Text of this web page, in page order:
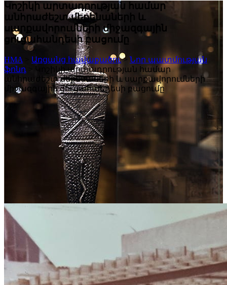
Կոշիկի արտադրության համար
անհրաժեշտ մեքենաների և
սարքավորումների միջազգային
ցուցահանդեսի բացումը
HMA Առցանց հավաքածու> Նոր պատմության
ֆոնդ
Կոշիկի արտադրության համար
անհրաժեշտ մեքենաների և սարքավորումների
միջազգային ցուցահանդեսի բացումը